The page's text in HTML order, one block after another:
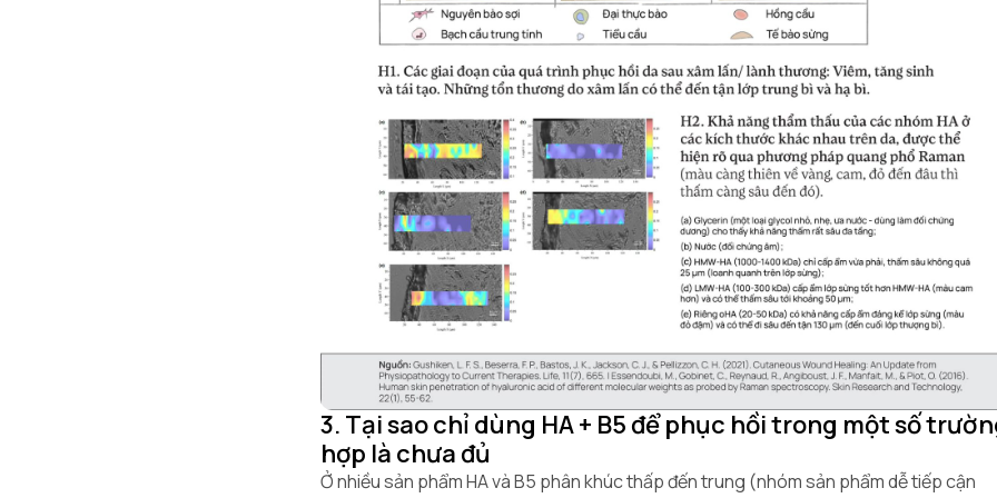
3. Tại sao chỉ dùng HA + B5 để phục hồi trong một số
hợp là chưa đủ
Ở nhiều sản phẩm HA và B5 phân khúc thấp đến trung (nhóm sản phẩm dễ tiếp cận